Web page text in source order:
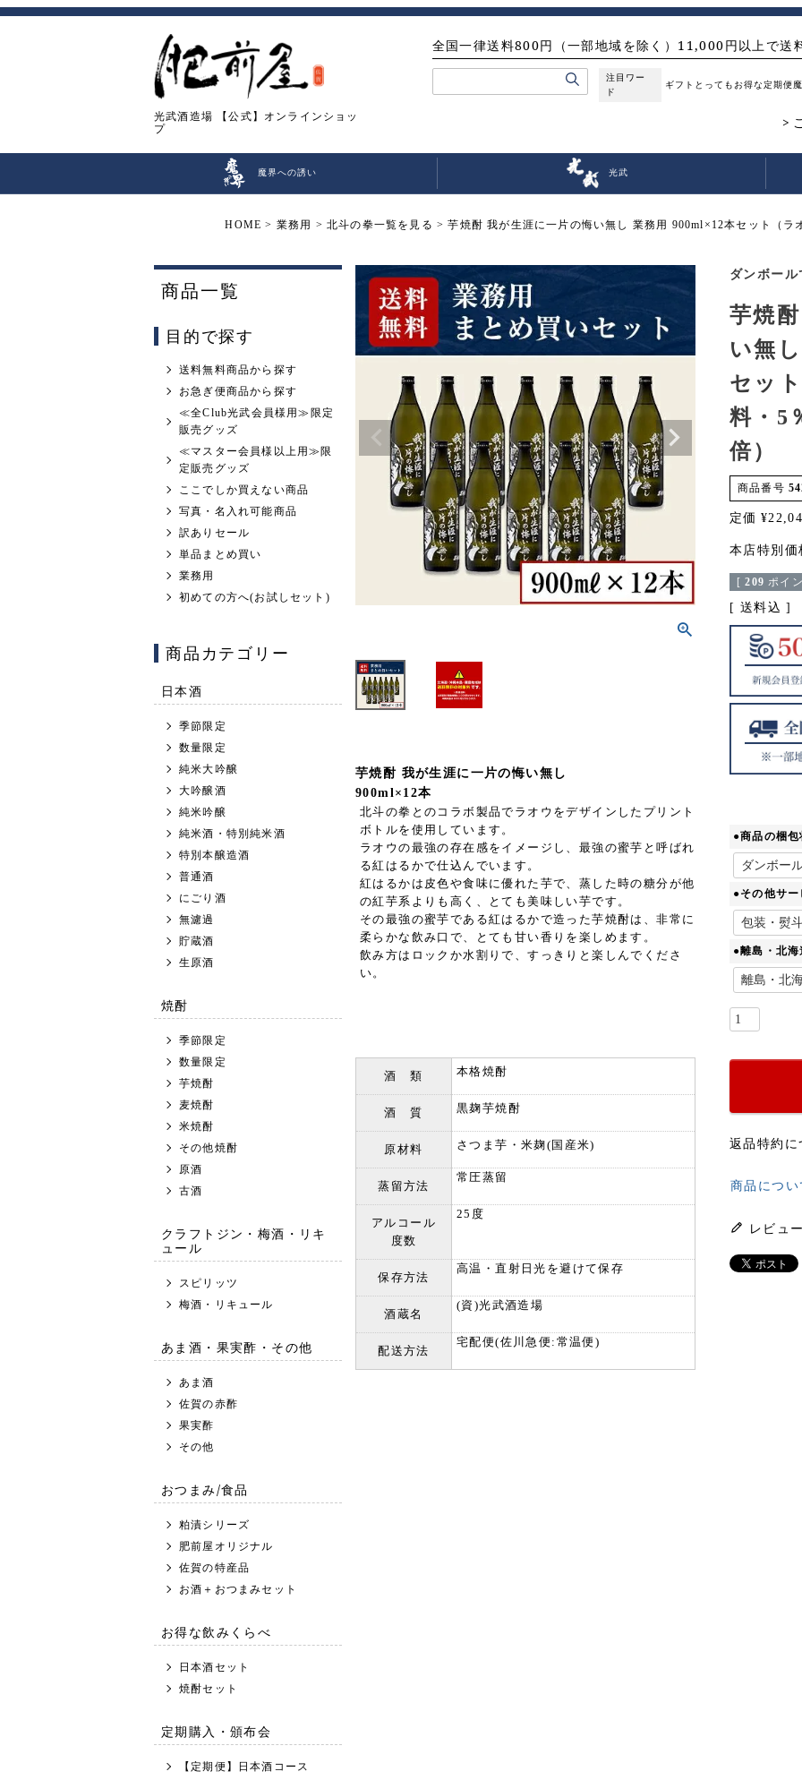
光武酒造場 【公式】オンラインショッ
プ
全国一律送料800円（一部地域を除く）11,000円以上で送
注目ワー
ド
ギフト とってもお得な定期便
魔界への誘い 光武
HOME 業務用 北斗の拳一覧を見る 芋焼酎 我が生涯に一片の悔い無し 業務用 900ml×12本セット（
商品一覧
目的で探す
送料無料商品から探す
お急ぎ便商品から探す
≪全Club光武会員様用≫限定
販売グッズ
≪マスター会員様以上用≫限
定販売グッズ
ここでしか買えない商品
写真・名入れ可能商品
訳ありセール
単品まとめ買い
業務用
初めての方へ(お試しセット)
商品カテゴリー
日本酒
季節限定
数量限定
純米大吟醸
大吟醸酒
純米吟醸
純米酒・特別純米酒
特別本醸造酒
普通酒
にごり酒
無濾過
貯蔵酒
生原酒
焼酎
季節限定
数量限定
芋焼酎
麦焼酎
米焼酎
その他焼酎
原酒
古酒
クラフトジン・梅酒・リキ
ュール
スピリッツ
梅酒・リキュール
あま酒・果実酢・その他
あま酒
佐賀の赤酢
果実酢
その他
おつまみ/食品
粕漬シリーズ
肥前屋オリジナル
佐賀の特産品
お酒＋おつまみセット
お得な飲みくらべ
日本酒セット
焼酎セット
定期購入・頒布会
【定期便】日本酒コース
芋焼酎 我が生涯に一片の悔い無し
900ml×12本
北斗の拳とのコラボ製品でラオウをデザインしたプリント
ボトルを使用しています。
ラオウの最強の存在感をイメージし、最強の蜜芋と呼ばれ
る紅はるかで仕込んでいます。
紅はるかは皮色や食味に優れた芋で、蒸した時の糖分が他
の紅芋系よりも高く、とても美味しい芋です。
その最強の蜜芋である紅はるかで造った芋焼酎は、非常に
柔らかな飲み口で、とても甘い香りを楽しめます。
飲み方はロックか水割りで、すっきりと楽しんでくださ
い。
酒 類 本格焼酎
酒 質 黒麹芋焼酎
原材料 さつま芋・米麹(国産米)
蒸留方法
常圧蒸留
アルコール
度数
25度
保存方法
高温・直射日光を避けて保存
酒蔵名
(資)光武酒造場
配送方法
宅配便(佐川急便:常温便)
ダンボー
芋焼
い無
セッ
料・5
倍）
商品番号
定価 ¥
本店特別価
[ 209 ポイ
送料込
●商品の梱
●その他サ
●離島・北
返品特約に
商品につ
レビュ